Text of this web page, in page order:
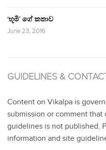
‘භූමි’ ගේ කතාව
June 23, 2016
GUIDELINES &
Content on Vikalpa is
submission or comment that
guidelines is not published.
information and site